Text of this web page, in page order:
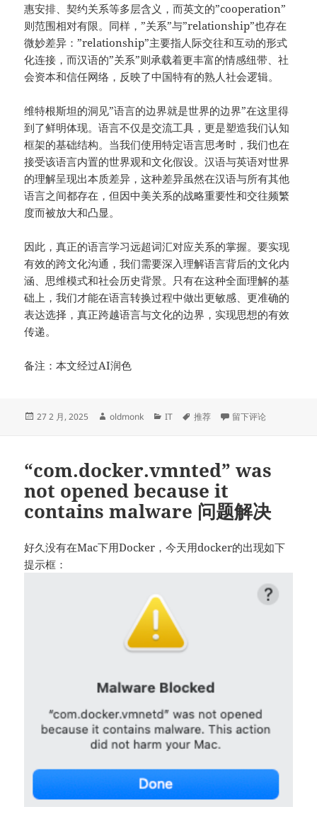
惠安排、契约关系等多层含义，而英文的”cooperation”
则范围相对有限。同样，”关系”与”relationship”也存在
微妙差异：”relationship”主要指人际交往和互动的形式
化连接，而汉语的”关系”则承载着更丰富的情感纽带、社
会资本和信任网络，反映了中国特有的熟人社会逻辑。
维特根斯坦的洞见”语言的边界就是世界的边界”在这里得
到了鲜明体现。语言不仅是交流工具，更是塑造我们认知
框架的基础结构。当我们使用特定语言思考时，我们也在
接受该语言内置的世界观和文化假设。汉语与英语对世界
的理解呈现出本质差异，这种差异虽然在汉语与所有其他
语言之间都存在，但因中美关系的战略重要性和交往频繁
度而被放大和凸显。
因此，真正的语言学习远超词汇对应关系的掌握。要实现
有效的跨文化沟通，我们需要深入理解语言背后的文化内
涵、思维模式和社会历史背景。只有在这种全面理解的基
础上，我们才能在语言转换过程中做出更敏感、更准确的
表达选择，真正跨越语言与文化的边界，实现思想的有效
传递。
备注：本文经过AI润色
发
27 2 月, 2025
作
oldmonk
分
IT
标
推荐 于跨文化沟通的边界
留下评论
“com.docker.vmnted” was
not opened because it
contains malware 问题解决
好久没有在Mac下用Docker，今天用docker的出现如下
提示框：